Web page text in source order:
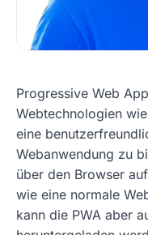
Progressive Web
Webtechnologien
eine
Webanwendung zu
über den Browser
wie eine normale
kann die PWA aber